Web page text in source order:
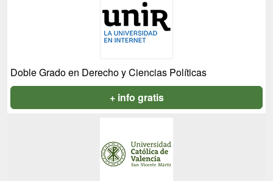
Doble Grado en Derecho y Ciencias Políticas
+ info gratis